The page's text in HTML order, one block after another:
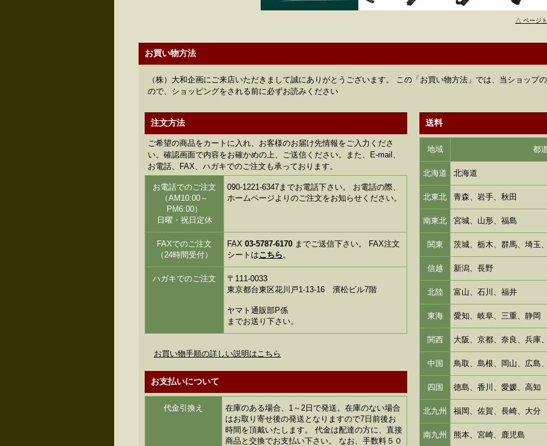
△ ページ
お買い物方法
（株）大和企画にご来店いただきまして誠にありがとうございます。 この「お買い物方法」では、当ショップ
ので、ショッピングをされる前に必ずお読みください
注文方法
ご希望の商品をカートに入れ、お客様のお届け先情報をご入力くださ
い。確認画面で内容をお確かめの上、ご送信ください。また、E-mail、
お電話、FAX、ハガキでのご注文も承っております。
お電話でのご注文
（AM10:00～
PM6:00）
日曜・祝日定休
090-1221-6347までお電話下さい。 お電話の際、
ホームページよりのご注文をお知らせください。
FAXでのご注文
（24時間受付）
FAX 03-5787-6170 までご送信下さい。 FAX注文
シートはこちら 。
ハガキでのご注文
〒111-0033
東京都台東区花川戸1-13-16 濱松ビル7階
ヤマト通販部P係
までお送り下さい。
お買い物手順の詳しい説明はこちら
お支払いについて
代金引換え
在庫のある場合、1～2日で発送。在庫のない場合
はお取り寄せ後の発送となりますので7日前後お
時間を頂戴いたします。 代金は配達の方に、直接
商品と交換でお支払い下さい。 なお、手数料５０
送料
地域 都
北海道 北海道
北東北 青森、岩手、秋田
南東北 宮城、山形、福島
関東 茨城、栃木、群馬、埼玉
信越 新潟、長野
北陸 富山、石川、福井
東海 愛知、岐阜、三重、静岡
関西 大阪、京都、奈良、兵庫
中国 鳥取、島根、岡山、広島
四国 徳島、香川、愛媛、高知
北九州 福岡、佐賀、長崎、大分
南九州 熊本、宮崎、鹿児島